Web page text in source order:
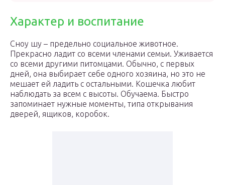
Характер и воспитание
Сноу шу – предельно социальное животное.
Прекрасно ладит со всеми членами семьи. Уживается
со всеми другими питомцами. Обычно, с первых
дней, она выбирает себе одного хозяина, но это не
мешает ей ладить с остальными. Кошечка любит
наблюдать за всем с высоты. Обучаема. Быстро
запоминает нужные моменты, типа открывания
дверей, ящиков, коробок.